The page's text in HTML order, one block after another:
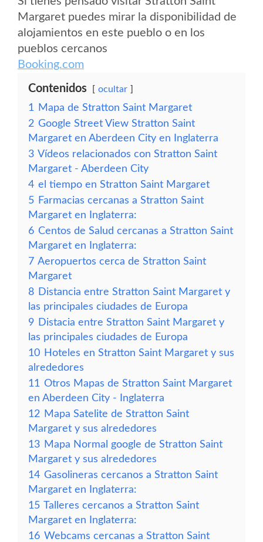
Margaret puedes mirar la disponibilidad de
alojamientos en este pueblo o en los
pueblos cercanos
Booking.com
Contenidos ocultar
1
Mapa de Stratton Saint Margaret
2 Google Street View Stratton Saint
Margaret en Aberdeen City en Inglaterra
3 Vídeos relacionados con Stratton Saint
Margaret - Aberdeen City
4 el tiempo en Stratton Saint Margaret
5 Farmacias cercanas a Stratton Saint
Margaret en Inglaterra:
6 Centos de Salud cercanas a Stratton Saint
Margaret en Inglaterra:
7 Aeropuertos cerca de Stratton Saint
Margaret
8 Distancia entre Stratton Saint Margaret y
las principales ciudades de Europa
9 Distacia entre Stratton Saint Margaret y
las principales ciudades de Europa
10 Hoteles en Stratton Saint Margaret y sus
alrededores
11 Otros Mapas de Stratton Saint Margaret
en Aberdeen City - Inglaterra
12 Mapa Satelite de Stratton Saint
Margaret y sus alrededores
13 Mapa Normal google de Stratton Saint
Margaret y sus alrededores
14 Gasolineras cercanos a Stratton Saint
Margaret en Inglaterra:
15 Talleres cercanos a Stratton Saint
Margaret en Inglaterra:
16 Webcams cercanas a Stratton Saint